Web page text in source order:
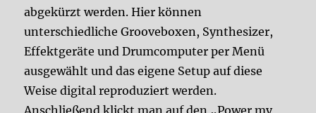
abgekürzt werden. Hier können
unterschiedliche Grooveboxen, Synthesizer,
Effektgeräte und Drumcomputer per Menü
ausgewählt und das eigene Setup auf diese
Weise digital reproduziert werden.
Anschließend klickt man auf den „Power my